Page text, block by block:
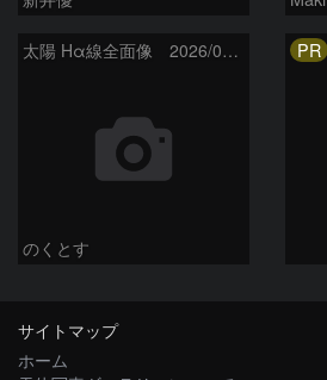
太陽 Hα線全面像 2026/08/06
のくとす
PR
サイトマップ
ホーム